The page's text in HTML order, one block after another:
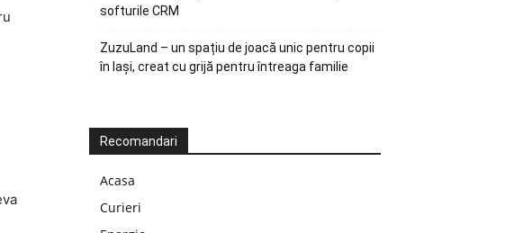
softurile CRM
ZuzuLand – un spațiu de joacă unic pentru copii
în Iași, creat cu grijă pentru întreaga familie
Recomandari
Acasa
Curieri